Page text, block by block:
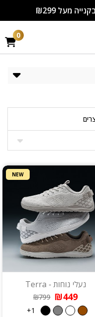
מעל ₪299
0
NEW
נעלי נוחות - Terra
₪449
₪799
1+